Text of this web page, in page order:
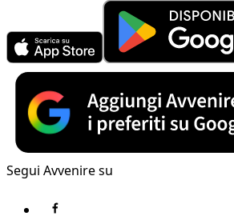
Segui Avvenire su